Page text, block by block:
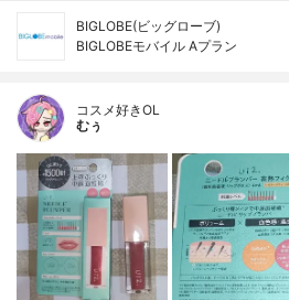
BIGLOBE(ビッグローブ)
BIGLOBEモバイル Aプラン
コスメ好きOL
むぅ